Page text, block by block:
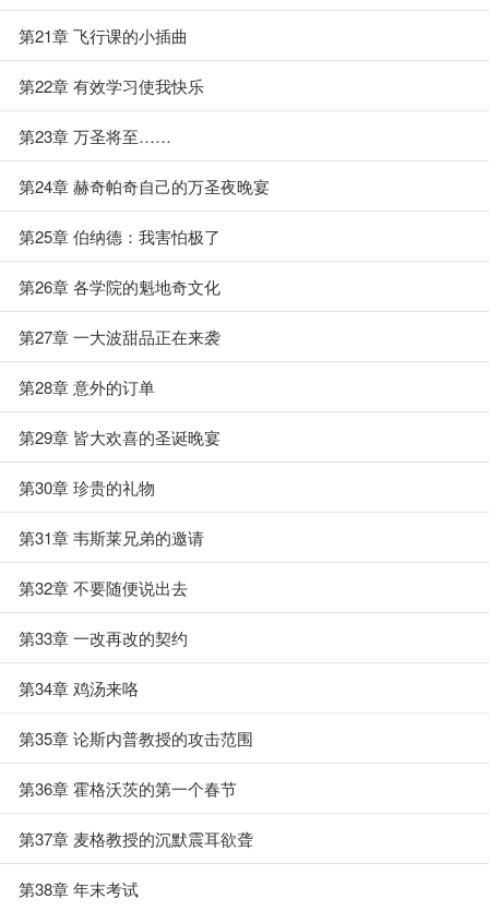
第21章 飞行课的小插曲
第22章 有效学习使我快乐
第23章 万圣将至……
第24章 赫奇帕奇自己的万圣夜晚宴
第25章 伯纳德：我害怕极了
第26章 各学院的魁地奇文化
第27章 一大波甜品正在来袭
第28章 意外的订单
第29章 皆大欢喜的圣诞晚宴
第30章 珍贵的礼物
第31章 韦斯莱兄弟的邀请
第32章 不要随便说出去
第33章 一改再改的契约
第34章 鸡汤来咯
第35章 论斯内普教授的攻击范围
第36章 霍格沃茨的第一个春节
第37章 麦格教授的沉默震耳欲聋
第38章 年末考试